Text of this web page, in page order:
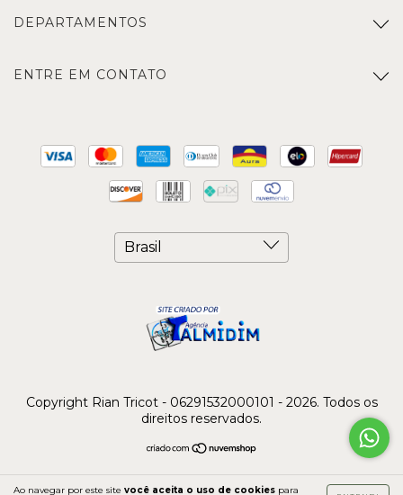
Ao navegar por este site você aceita o uso de cookies para
DEPARTAMENTOS
ENTRE EM CONTATO
Copyright Rian Tricot - 06291532000101 - 2026. Todos os
direitos reservados.